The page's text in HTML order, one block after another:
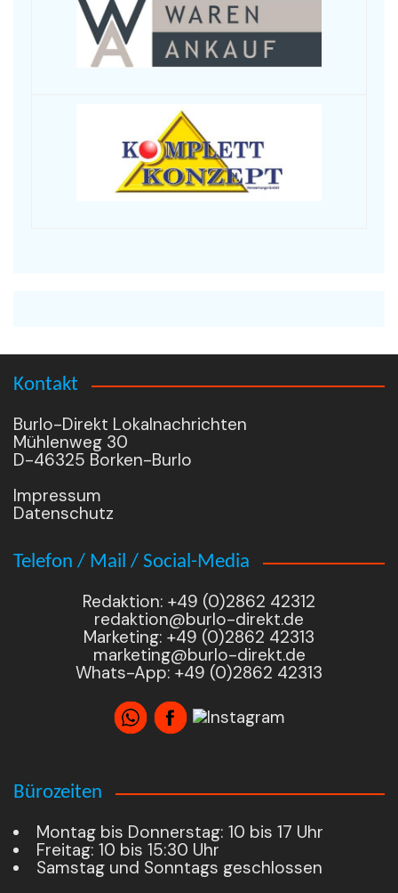
Kontakt
Burlo-Direkt Lokalnachrichten
Mühlenweg 30
D-46325 Borken-Burlo
Impressum
Datenschutz
Telefon / Mail / Social-Media
Redaktion: +49 (0)2862 42312
redaktion@burlo-direkt.de
Marketing: +49 (0)2862 42313
marketing@burlo-direkt.de
Whats-App: +49 (0)2862 42313
Bürozeiten
Montag bis Donnerstag: 10 bis 17 Uhr
Freitag: 10 bis 15:30 Uhr
Samstag und Sonntags geschlossen